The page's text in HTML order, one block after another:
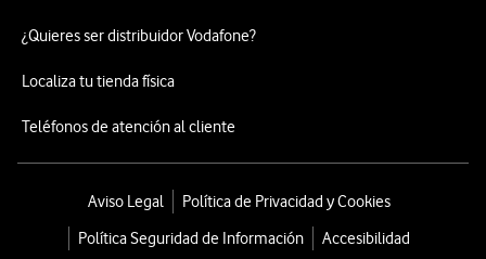
¿Quieres ser distribuidor Vodafone?
Localiza tu tienda física
Teléfonos de atención al cliente
Aviso Legal
Política de Privacidad y Cookies
Política Seguridad de Información
Accesibilidad